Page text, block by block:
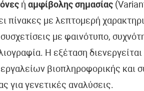
ή αμφίβολης σημασίας
πίνακες με λεπτομερή
με φαινότυπο,
Η εξέταση διενεργείται
βιοπληροφορικής και
για γενετικές αναλύσεις.